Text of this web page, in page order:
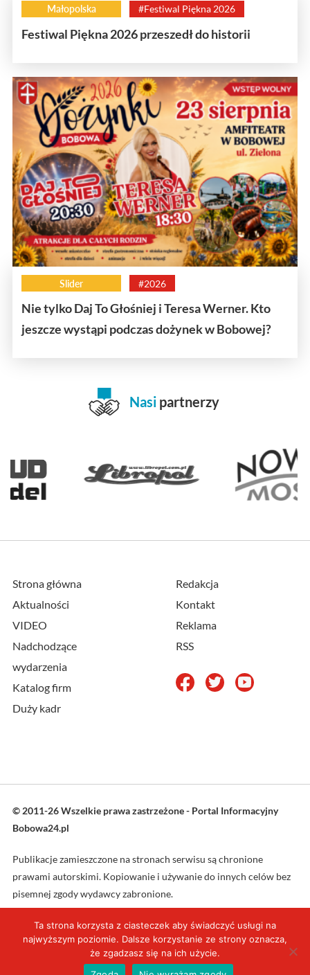
Małopolska #Festiwal Piękna 2026
Festiwal Piękna 2026 przeszedł do historii
Slider #2026
Nie tylko Daj To Głośniej i Teresa Werner. Kto
jeszcze wystąpi podczas dożynek w Bobowej?
Nasi partnerzy
Strona główna
Aktualności
VIDEO
Nadchodzące
wydarzenia
Katalog firm
Duży kadr
Redakcja
Kontakt
Reklama
RSS
© 2011-26 Wszelkie prawa zastrzeżone - Portal Informacyjny
Bobowa24.pl
Publikacje zamieszczone na stronach serwisu są chronione
prawami autorskimi. Kopiowanie i używanie do innych celów bez
pisemnej zgody wydawcy zabronione.
Projekt oraz wykonanie: L4web.pl
Ta strona korzysta z ciasteczek aby świadczyć usługi na
najwyższym poziomie. Dalsze korzystanie ze strony oznacza,
że zgadzasz się na ich użycie.